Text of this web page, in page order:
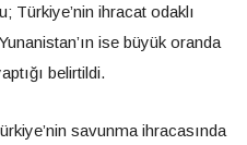
Türkiye’nin ihracat odaklı
ise büyük oranda
belirtildi.
savunma ihracasında